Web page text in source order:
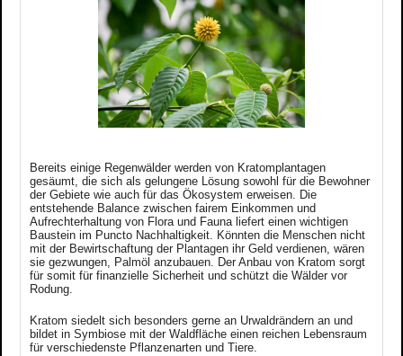
Bereits einige Regenwälder werden von Kratomplantagen
gesäumt, die sich als gelungene Lösung sowohl für die Bewohner
der Gebiete wie auch für das Ökosystem erweisen. Die
entstehende Balance zwischen fairem Einkommen und
Aufrechterhaltung von Flora und Fauna liefert einen wichtigen
Baustein im Puncto Nachhaltigkeit. Könnten die Menschen nicht
mit der Bewirtschaftung der Plantagen ihr Geld verdienen, wären
sie gezwungen, Palmöl anzubauen. Der Anbau von Kratom sorgt
für somit für finanzielle Sicherheit und schützt die Wälder vor
Rodung.
Kratom siedelt sich besonders gerne an Urwaldrändern an und
bildet in Symbiose mit der Waldfläche einen reichen Lebensraum
für verschiedenste Pflanzenarten und Tiere.